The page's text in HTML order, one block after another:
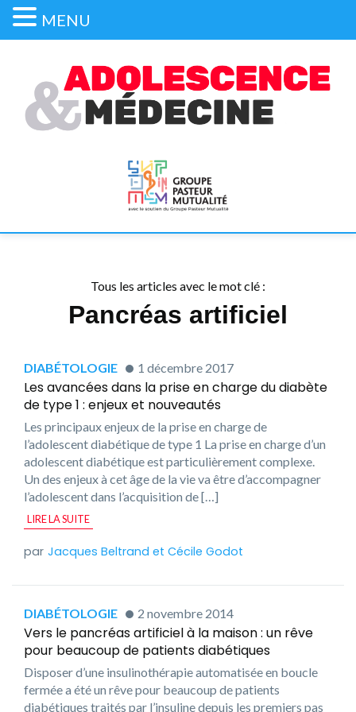
Tous les articles avec le mot clé :
Pancréas artificiel
DIABÉTOLOGIE 1 décembre 2017
Les avancées dans la prise en charge du diabète
de type 1 : enjeux et nouveautés
Les principaux enjeux de la prise en charge de
l’adolescent diabétique de type 1 La prise en charge d’un
adolescent diabétique est particulièrement complexe.
Un des enjeux à cet âge de la vie va être d’accompagner
l’adolescent dans l’acquisition de […]
LIRE LA SUITE
Jacques Beltrand et Cécile Godot
DIABÉTOLOGIE 2 novembre 2014
Vers le pancréas artificiel à la maison : un rêve
pour beaucoup de patients diabétiques
Disposer d’une insulinothérapie automatisée en boucle
fermée a été un rêve pour beaucoup de patients
diabétiques traités par l’insuline depuis les premiers pas
MENU